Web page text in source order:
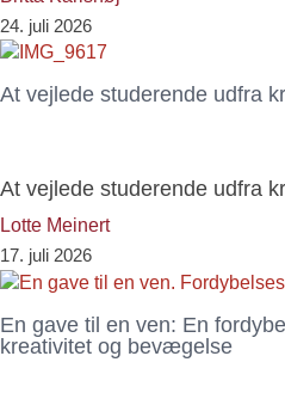
24. juli 2026
At vejlede studerende udfra
At vejlede studerende udfra
Lotte Meinert
17. juli 2026
En gave til en ven: En
kreativitet og bevægelse